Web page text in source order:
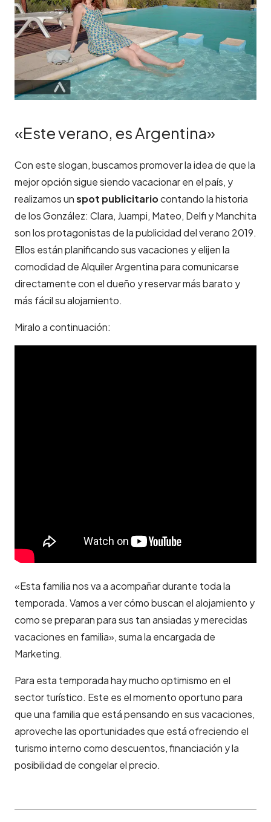
«Este verano, es Argentina»
Con este slogan, buscamos promover la idea de que la
mejor opción sigue siendo vacacionar en el país, y
realizamos unspot publicitariocontando la historia
de los González: Clara, Juampi, Mateo, Delfi y Manchita
son los protagonistas de la publicidad del verano 2019.
Ellos están planificando sus vacaciones y elijen la
comodidad de Alquiler Argentina para comunicarse
directamente con el dueño y reservar más barato y
más fácil su alojamiento.
Miralo a continuación:
«Esta familia nos va a acompañar durante toda la
temporada. Vamos a ver cómo buscan el alojamiento y
como se preparan para sus tan ansiadas y merecidas
vacaciones en familia», suma la encargada de
Marketing.
Para esta temporada hay mucho optimismo en el
sector turístico. Este es el momento oportuno para
que una familia que está pensando en sus vacaciones,
aproveche las oportunidades que está ofreciendo el
turismo interno como descuentos, financiación y la
posibilidad de congelar el precio.